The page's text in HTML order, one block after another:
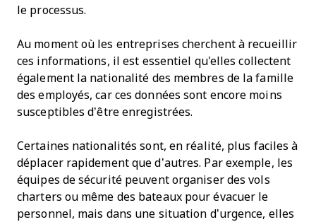
le processus.
Au moment où les entreprises cherchent à recueillir
ces informations, il est essentiel qu'elles collectent
également la nationalité des membres de la famille
des employés, car ces données sont encore moins
susceptibles d’être enregistrées.
Certaines nationalités sont, en réalité, plus faciles à
déplacer rapidement que d’autres. Par exemple, les
équipes de sécurité peuvent organiser des vols
charters ou même des bateaux pour évacuer le
personnel, mais dans une situation d’urgence, elles